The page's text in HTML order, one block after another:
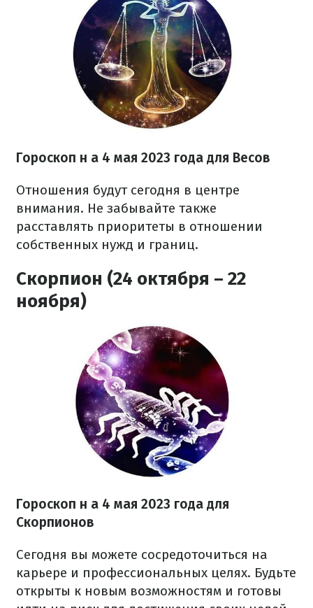
Гороскоп н а 4 мая 2023 года для Весов
Отношения будут сегодня в центре
внимания. Не забывайте также
расставлять приоритеты в отношении
собственных нужд и границ.
Скорпион (24 октября – 22
ноября)
Гороскоп н а 4 мая 2023 года для
Скорпионов
Сегодня вы можете сосредоточиться на
карьере и профессиональных целях. Будьте
открыты к новым возможностям и готовы